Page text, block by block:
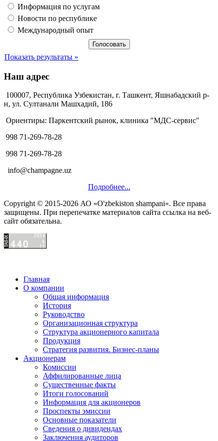
Информация по услугам
Новости по республике
Международный опыт
Показать результаты »
Наш адрес
100007, Республика Узбекистан, г. Ташкент, Яшнабадский р-
н, ул. Султанали Машхадий, 186
Ориентиры: Паркентский рынок, клиника "МДС-сервис"
998 71-269-78-28
998 71-269-78-28
info@champagne.uz
Подробнее...
Copyright © 2015-2026 АО «O'zbekiston shampani». Все права
защищены. При перепечатке материалов сайта ссылка на веб-
сайт обязательна.
Главная
О компании
Общая информация
История
Руководство
Организационная структура
Структура акционерного капитала
Продукция
Стратегия развития. Бизнес-планы
Акционерам
Комиссии
Аффилированные лица
Существенные факты
Итоги голосований
Информация для акционеров
Проспекты эмиссии
Основные показатели
Сведения о дивидендах
Заключения аудиторов